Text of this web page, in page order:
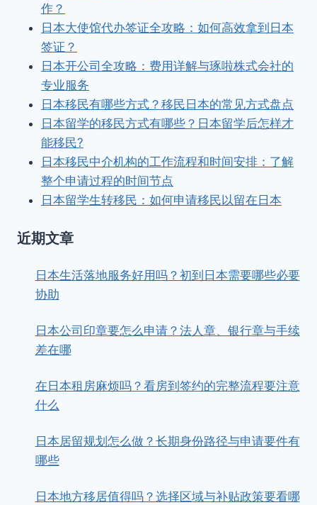
作？
日本大使馆代办签证全攻略：如何高效拿到日本
签证？
日本开公司全攻略：费用详解与琢啦株式会社的
专业服务
日本移民有哪些方式？移民日本的常见方式盘点
日本留学的移民方式有哪些？日本留学后怎样才
能移民?
日本移民中介机构的工作流程和时间安排：了解
整个申请过程的时间节点
日本留学生转移民：如何申请移民以留在日本
近期文章
日本生活落地服务好用吗？初到日本需要哪些必要
协助
日本公司印章要怎么申请？法人章、银行章与手续
差在哪
在日本租房麻烦吗？看房到签约的完整流程要注意
什么
日本居留规划怎么做？长期身份路径与申请要件有
哪些
日本地方移居值得吗？选择区域与补贴政策要看哪